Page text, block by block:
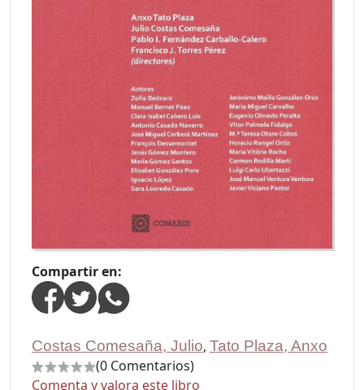
Compartir en:
Costas Comesaña, Julio, Tato Plaza, Anxo
(0 Comentarios)
Comenta y valora este libro